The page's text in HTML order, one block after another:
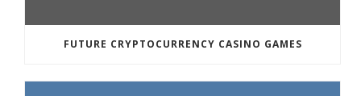
FUTURE CRYPTOCURRENCY CASINO GAMES